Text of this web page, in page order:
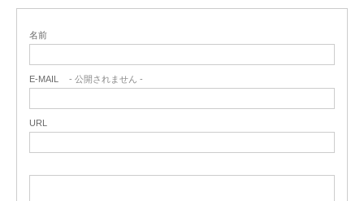
名前
E-MAIL - 公開されません -
URL